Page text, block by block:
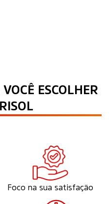
ESCOLHER
Foco na sua satisfação